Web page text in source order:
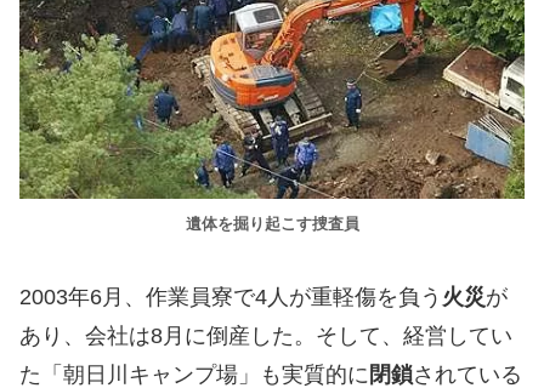
遺体を掘り起こす捜査員
2003年6月、作業員寮で4人が重軽傷を負う 火災が
あり、会社は8月に倒産した。そして、経営してい
た「朝日川キャンプ場」も実質的に 閉鎖されている